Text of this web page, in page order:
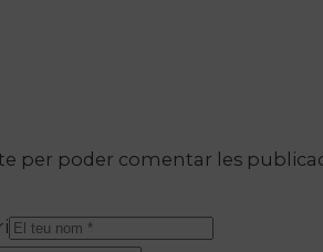
per poder comentar les